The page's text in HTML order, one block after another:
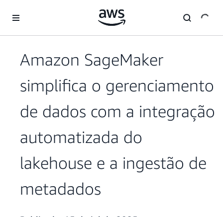
Pular para o conteúdo principal
Amazon SageMaker
simplifica o gerenciamento
de dados com a integração
automatizada do
lakehouse e a ingestão de
metadados